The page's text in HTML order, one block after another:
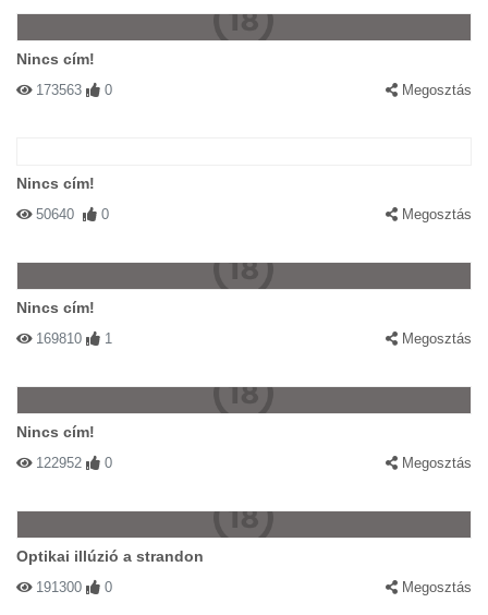
Nincs cím!
173563 0 Megosztás
Nincs cím!
50640 0 Megosztás
Nincs cím!
169810 1 Megosztás
Nincs cím!
122952 0 Megosztás
Optikai illúzió a strandon
191300 0 Megosztás